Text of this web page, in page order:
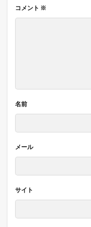
コメント ※
名前
メール
サイト